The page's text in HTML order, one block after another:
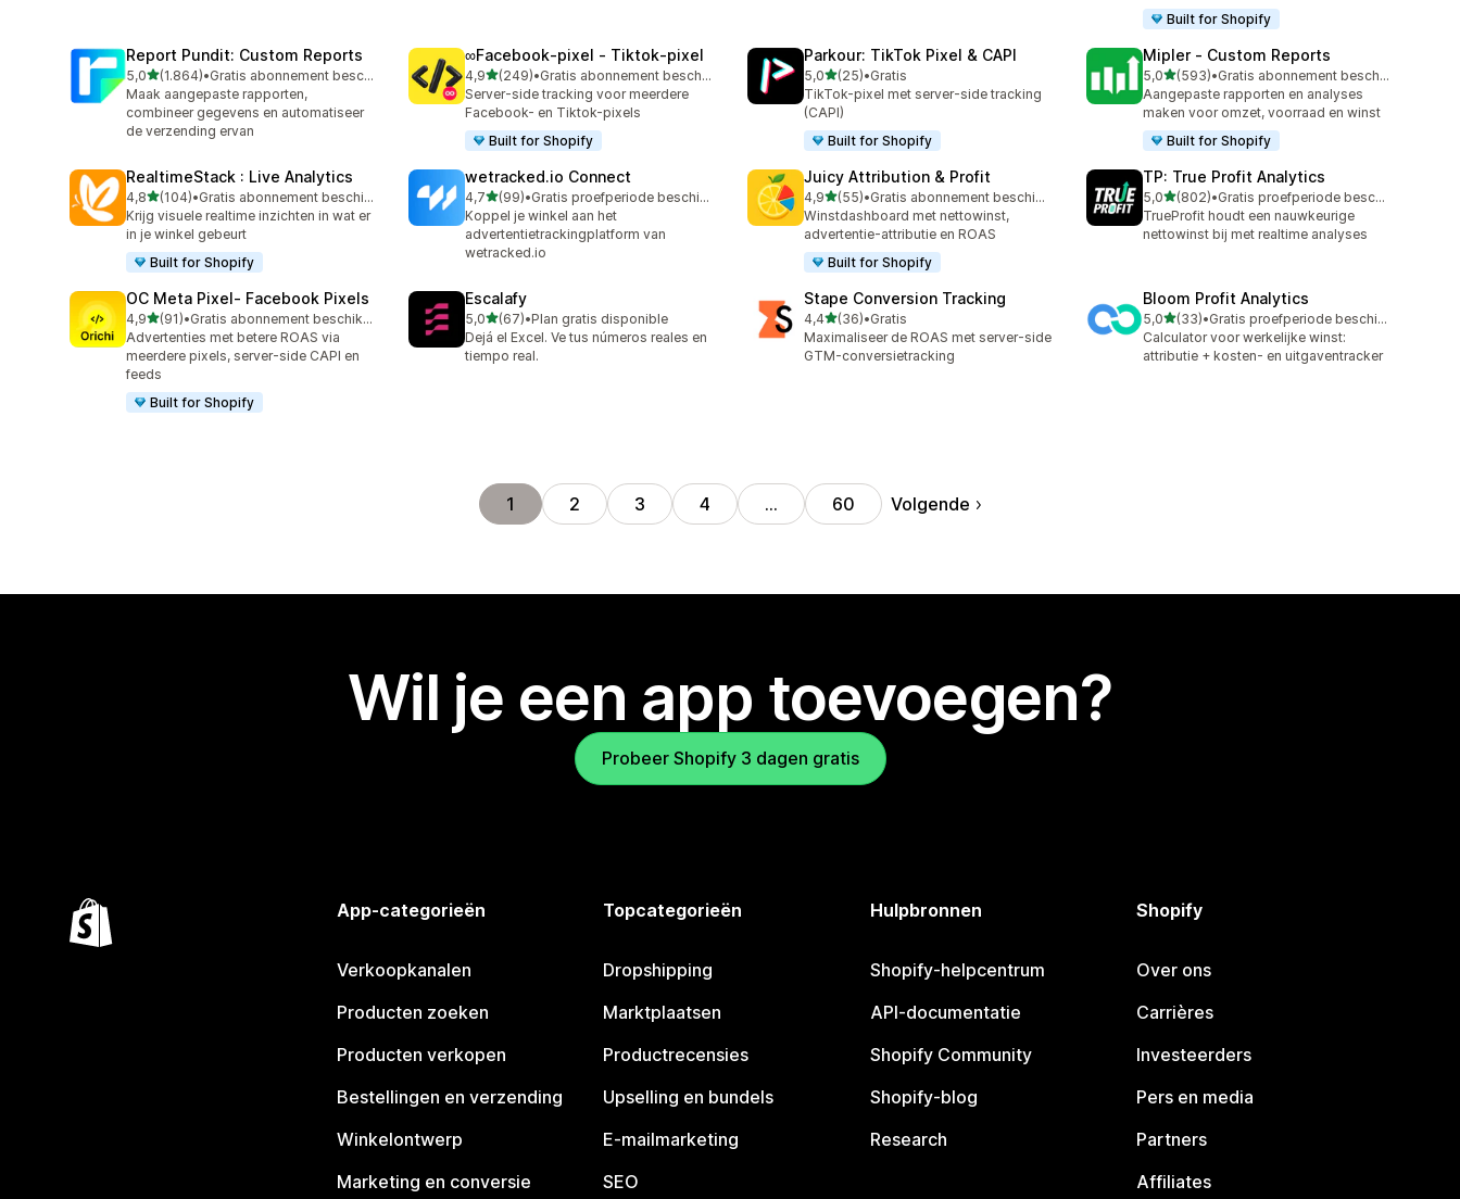
Built for Shopify
Report Pundit: Custom Reports
5,0van 5 sterren
(1.864)
1864 recensies in totaal
•
Gratis abonnement beschikbaar
Maak aangepaste rapporten,
combineer gegevens en automatiseer
de verzending ervan
∞Facebook‑pixel ‑ Tiktok‑pixel
4,9van 5 sterren
(249)
249 recensies in totaal
•
Gratis abonnement beschikbaar
Server-side tracking voor meerdere
Facebook- en Tiktok-pixels
Built for Shopify
Parkour: TikTok Pixel & CAPI
5,0van 5 sterren
(25)
25 recensies in totaal
•Gratis
TikTok-pixel met server-side tracking
(CAPI)
Built for Shopify
Mipler ‑ Custom Reports
5,0van 5 sterren
(593)
593 recensies in totaal
•
Gratis abonnement beschikbaar
Aangepaste rapporten en analyses
maken voor omzet, voorraad en winst
Built for Shopify
RealtimeStack : Live Analytics
4,8van 5 sterren
(104)
104 recensies in totaal
•
Gratis abonnement beschikbaar
Krijg visuele realtime inzichten in wat er
in je winkel gebeurt
Built for Shopify
wetracked.io Connect
4,7van 5 sterren
(99)
99 recensies in totaal
•
Gratis proefperiode beschikbaar
Koppel je winkel aan het
advertentietrackingplatform van
wetracked.io
Juicy Attribution & Profit
4,9van 5 sterren
(55)
55 recensies in totaal
•
Gratis abonnement beschikbaar
Winstdashboard met nettowinst,
advertentie-attributie en ROAS
Built for Shopify
TP: True Profit Analytics
5,0van 5 sterren
(802)
802 recensies in totaal
•
Gratis proefperiode beschikbaar
TrueProfit houdt een nauwkeurige
nettowinst bij met realtime analyses
OC Meta Pixel‑ Facebook Pixels
4,9van 5 sterren
(91)
91 recensies in totaal
•
Gratis abonnement beschikbaar
Advertenties met betere ROAS via
meerdere pixels, server-side CAPI en
feeds
Built for Shopify
Escalafy
5,0van 5 sterren
(67)
67 recensies in totaal
•Plan gratis disponible
Dejá el Excel. Ve tus números reales en
tiempo real.
Stape Conversion Tracking
4,4van 5 sterren
(36)
36 recensies in totaal
•Gratis
Maximaliseer de ROAS met server-side
GTM-conversietracking
Bloom Profit Analytics
5,0van 5 sterren
(33)
33 recensies in totaal
•
Gratis proefperiode beschikbaar
Calculator voor werkelijke winst:
attributie + kosten- en uitgaventracker
1 2 3 4 … 60 Volgende
Wil je een app toevoegen?
Probeer Shopify 3 dagen gratis
App-categorieën
Verkoopkanalen
Producten zoeken
Producten verkopen
Bestellingen en verzending
Winkelontwerp
Marketing en conversie
Topcategorieën
Dropshipping
Marktplaatsen
Productrecensies
Upselling en bundels
E-mailmarketing
SEO
Hulpbronnen
Shopify-helpcentrum
API-documentatie
Shopify Community
Shopify-blog
Research
Shopify
Over ons
Carrières
Investeerders
Pers en media
Partners
Affiliates